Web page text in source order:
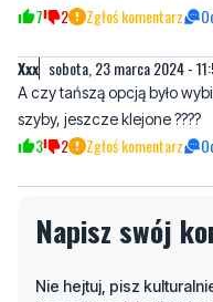
A czy tańszą opcją było
3 2 Zgłoś komentarz
Napisz swój
komentarze! Jeśli
kliknij "zgłoś nadużycie".
Imię / Podpis